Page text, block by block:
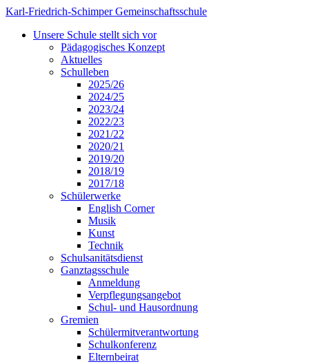
Karl-Friedrich-Schimper Gemeinschaftsschule
Unsere Schule stellt sich vor
Pädagogisches Konzept
Aktuelles
Schulleben
2025/26
2024/25
2023/24
2022/23
2021/22
2020/21
2019/20
2018/19
2017/18
Schülerwerke
English Corner
Musik
Kunst
Technik
Schulsanitätsdienst
Ganztagsschule
Anmeldung
Verpflegungsangebot
Schul- und Hausordnung
Gremien
Schülermitverantwortung
Schulkonferenz
Elternbeirat